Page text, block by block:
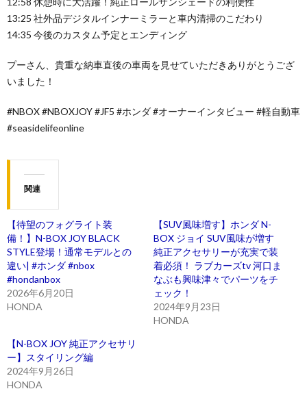
13:25 社外品デジタルインナーミラーと車内清掃のこだわり
14:35 今後のカスタム予定とエンディング
プーさん、貴重な納車直後の車両を見せていただきありがとうござ
いました！
#NBOX #NBOXJOY #JF5 #ホンダ #オーナーインタビュー #軽自動車
#seasidelifeonline
関連
【待望のフォグライト装
備！】N-BOX JOY BLACK
STYLE登場！通常モデルとの
違い| #ホンダ #nbox
#hondanbox
2026年6月20日
HONDA
【SUV風味増す】ホンダ N-
BOX ジョイ SUV風味が増す
純正アクセサリーが充実で装
着必須！ ラブカーズtv 河口ま
なぶも興味津々でパーツをチ
ェック！
2024年9月23日
HONDA
【N-BOX JOY 純正アクセサリ
ー】スタイリング編
2024年9月26日
HONDA